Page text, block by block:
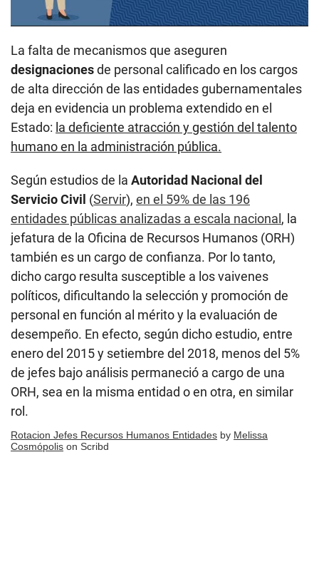
La falta de mecanismos que aseguren
designacionesde personal calificado en los cargos
de alta dirección de las entidades gubernamentales
deja en evidencia un problema extendido en el
Estado: la deficiente atracción y gestión del talento
humano en la administración pública.
Según estudios de la Autoridad Nacional del
Servicio Civil (Servir), en el 59% de las 196
entidades públicas analizadas a escala nacional, la
jefatura de la Oficina de Recursos Humanos (ORH)
también es un cargo de confianza. Por lo tanto,
dicho cargo resulta susceptible a los vaivenes
políticos, dificultando la selección y promoción de
personal en función al mérito y la evaluación de
desempeño. En efecto, según dicho estudio, entre
enero del 2015 y setiembre del 2018, menos del 5%
de jefes bajo análisis permaneció a cargo de una
ORH, sea en la misma entidad o en otra, en similar
rol.
Rotacion Jefes Recursos Humanos Entidades by Melissa
Cosmópolis on Scribd